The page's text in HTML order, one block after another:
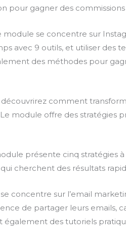
pour gagner des
module se concentre sur
avec 9 outils, et utiliser des
des méthodes pour
découvrirez comment
module offre des stratégies
présente cinq stratégies
cherchent des résultats
concentre sur l’email
de partager leurs emails,
des tutoriels